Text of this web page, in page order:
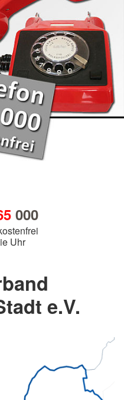
000
Uhr
e.V.